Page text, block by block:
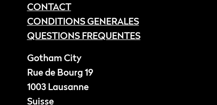
CONTACT
CONDITIONS GENERALES
QUESTIONS FREQUENTES
Gotham City
Rue de Bourg 19
1003 Lausanne
Suisse